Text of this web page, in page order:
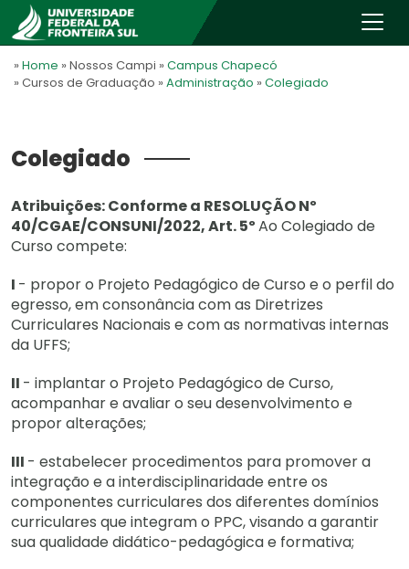
» Home » Nossos Campi » Campus Chapecó
» Cursos de Graduação » Administração » Colegiado
Colegiado
Atribuições: Conforme a RESOLUÇÃO Nº
40/CGAE/CONSUNI/2022, Art. 5ºAo Colegiado de
Curso compete:
I - propor o Projeto Pedagógico de Curso e o perfil do
egresso, em consonância com as Diretrizes
Curriculares Nacionais e com as normativas internas
da UFFS;
II - implantar o Projeto Pedagógico de Curso,
acompanhar e avaliar o seu desenvolvimento e
propor alterações;
III - estabelecer procedimentos para promover a
integração e a interdisciplinaridade entre os
componentes curriculares dos diferentes domínios
curriculares que integram o PPC, visando a garantir
sua qualidade didático-pedagógica e formativa;